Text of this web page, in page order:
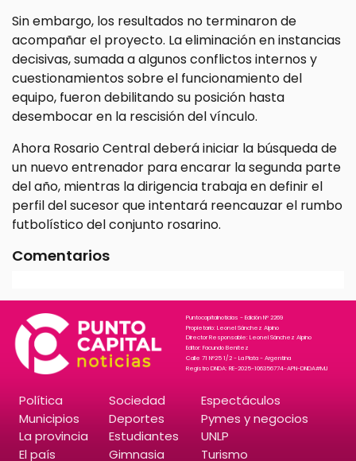
Sin embargo, los resultados no terminaron de
acompañar el proyecto. La eliminación en instancias
decisivas, sumada a algunos conflictos internos y
cuestionamientos sobre el funcionamiento del
equipo, fueron debilitando su posición hasta
desembocar en la rescisión del vínculo.
Ahora Rosario Central deberá iniciar la búsqueda de
un nuevo entrenador para encarar la segunda parte
del año, mientras la dirigencia trabaja en definir el
perfil del sucesor que intentará reencauzar el rumbo
futbolístico del conjunto rosarino.
Comentarios
Puntocapitalnoticias - Edición N° 2269
Propietario: Leonel Sánchez Alpino
Director Responsable: Leonel Sánchez Alpino
Editor: Facundo Benitez
Calle 71 N°25 1/2 - La Plata - Argentina
Registro DNDA: RE-2025-106356774-APN-DNDA#MJ
Política
Municipios
La provincia
El país
Sociedad
Deportes
Estudiantes
Gimnasia
Espectáculos
Pymes y negocios
UNLP
Turismo